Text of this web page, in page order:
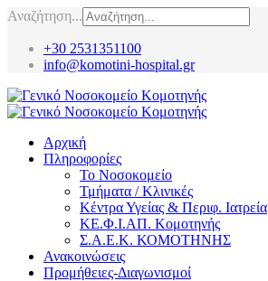
Αναζήτηση...
+30 2531351100
info@komotini-hospital.gr
Αρχική
Πληροφορίες
Το Νοσοκομείο
Τμήματα / Κλινικές
Κέντρα Υγείας & Περιφ. Ιατρεία
ΚΕ.Φ.Ι.ΑΠ. Κομοτηνής
Σ.Α.Ε.Κ. ΚΟΜΟΤΗΝΗΣ
Ανακοινώσεις
Προμήθειες-Διαγωνισμοί